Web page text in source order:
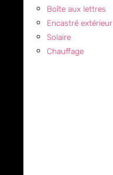
Boîte aux lettres
Encastré extérieur
Solaire
Chauffage